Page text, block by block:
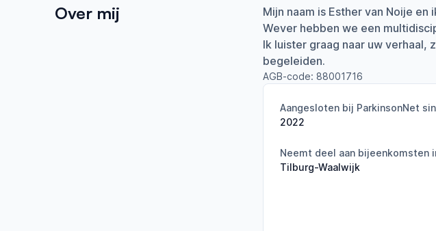
Over mij
Mijn naam is Esther van Noije
Wever hebben we een
Ik luister graag naar uw verhaal,
begeleiden.
AGB-code: 88001716
Aangesloten bij ParkinsonNet
2022
Neemt deel aan bijeenkomsten
Tilburg-Waalwijk